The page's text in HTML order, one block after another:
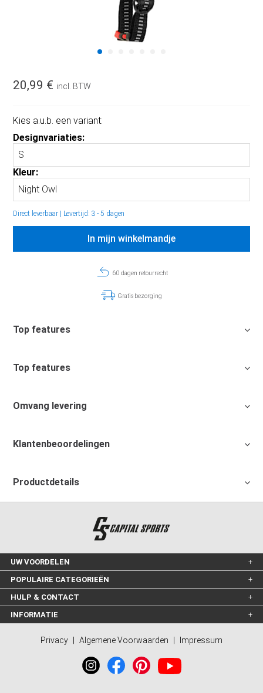
20,99 € incl. BTW
Kies a.u.b. een variant:
Designvariaties:
Kleur:
Direct leverbaar Levertijd: 3 - 5 dagen
In mijn winkelmandje
60 dagen retourrecht
Gratis bezorging
Top features
Top features
Omvang levering
Klantenbeoordelingen
Productdetails
UW VOORDELEN
POPULAIRE CATEGORIEËN
HULP & CONTACT
INFORMATIE
Privacy Algemene Voorwaarden Impressum